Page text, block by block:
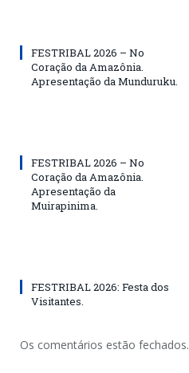
FESTRIBAL 2026 – No
Coração da Amazônia.
Apresentação da Munduruku.
FESTRIBAL 2026 – No
Coração da Amazônia.
Apresentação da
Muirapinima.
FESTRIBAL 2026: Festa dos
Visitantes.
Os comentários estão fechados.